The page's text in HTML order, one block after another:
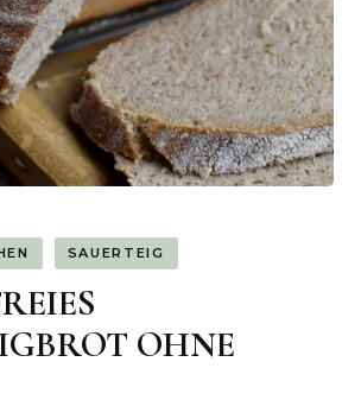
SAUERTEIG
OHNE